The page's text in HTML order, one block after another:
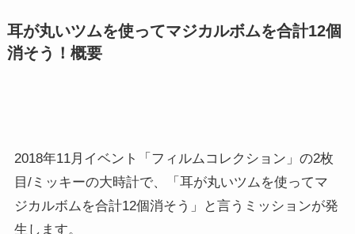
耳が丸いツムを使ってマジカルボムを合計12個
消そう！概要
2018年11月イベント「フィルムコレクション」の2枚
目/ミッキーの大時計で、「耳が丸いツムを使ってマ
ジカルボムを合計12個消そう」と言うミッションが発
生します。